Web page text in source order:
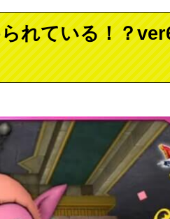
れている！？